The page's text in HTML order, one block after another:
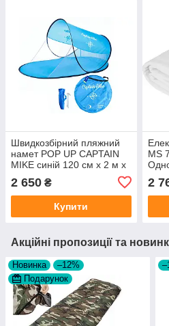
Швидкозбірний пляжний
намет POP UP CAPTAIN
MIKE синій 120 см х 2 м х
2 650 ₴
Купити
MS
2
Акційні пропозиції та
Новинка
–12%
Подарунок